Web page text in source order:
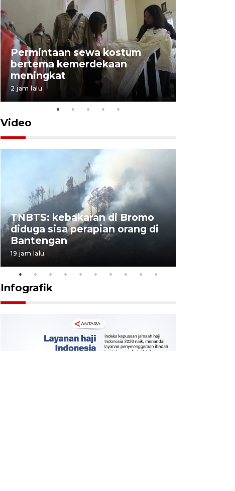
Permintaan sewa kostum
bertema kemerdekaan
meningkat
2 jam lalu
Video
TNBTS: kebakaran di Bromo
diduga sisa perapian orang di
Bantengan
19 jam lalu
Infografik